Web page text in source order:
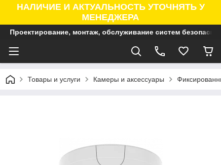
НАЛИЧИЕ И АКТУАЛЬНОСТЬ УТОЧНЯТЬ У
МЕНЕДЖЕРА
Проектирование, монтаж, обслуживание систем
Товары и услуги Камеры и аксессуары